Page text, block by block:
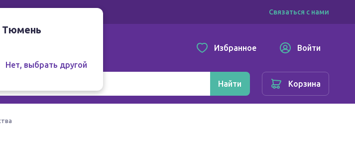
Связаться с нами
Избранное Войти
Найти Корзина
Тюмень
Нет, выбрать другой